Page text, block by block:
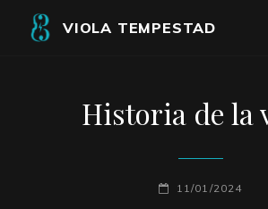
VIOLA TEMPESTAD
Historia de la
PUBLICADO
11/01/2024